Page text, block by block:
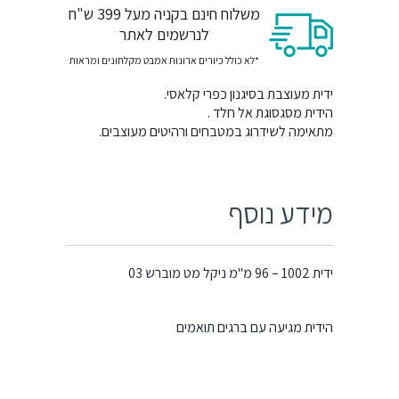
משלוח חינם בקניה מעל 399 ש"ח
לנרשמים לאתר
*לא כולל כיורים ארונות אמבט מקלחונים ומראות
ידית מעוצבת בסיגנון כפרי קלאסי.
הידית מסגסוגת אל חלד .
מתאימה לשידרוג במטבחים ורהיטים מעוצבים.
מידע נוסף
ידית 1002 – 96 מ"מ ניקל מט מוברש 03
הידית מגיעה עם ברגים תואמים